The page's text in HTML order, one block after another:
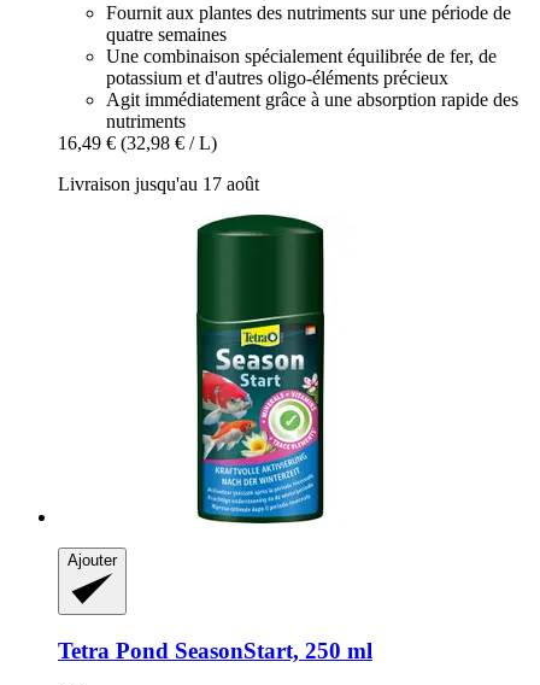
Fournit aux plantes des nutriments sur une période de
quatre semaines
Une combinaison spécialement équilibrée de fer, de
potassium et d'autres oligo-éléments précieux
Agit immédiatement grâce à une absorption rapide des
nutriments
16,49 € (32,98 € / L)
Livraison jusqu'au 17 août
Ajouter
Tetra Pond SeasonStart, 250 ml